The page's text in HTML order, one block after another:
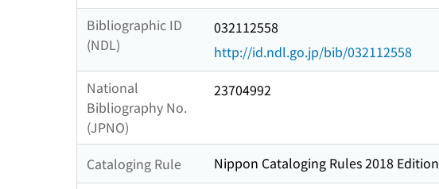
Bibliographic ID
(NDL)
032112558
http://id.ndl.go.jp/bib/032112558
National
Bibliography No.
(JPNO)
23704992
Cataloging Rule
Nippon Cataloging Rules 2018 Edition